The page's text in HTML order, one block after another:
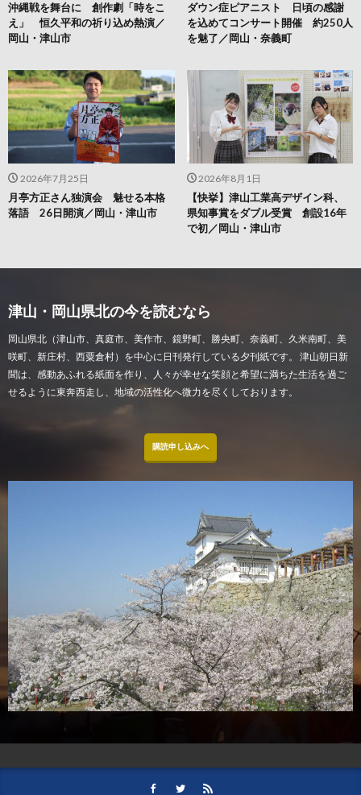
2026年8月1日
【快挙】津山工業高デザイン科、
県知事賞をダブル受賞 創設16年
で初／岡山・津山市
2026年7月25日
月亭方正さん独演会 魅せる本格
落語 26日開演／岡山・津山市
ダウン症ピアニスト 日頃の感謝
を込めてコンサート開催 約250人
を魅了／岡山・奈義町
沖縄戦を舞台に 創作劇「時をこ
え」 恒久平和の祈り込め熱演／
岡山・津山市
津山・岡山県北の今を読むなら
岡山県北（津山市、真庭市、美作市、鏡野町、勝央町、奈義町、久米南町、美
咲町、新庄村、西粟倉村）を中心に日刊発行している夕刊紙です。 津山朝日新
聞は、感動あふれる紙面を作り、人々が幸せな笑顔と希望に満ちた生活を過ご
せるように東奔西走し、地域の活性化へ微力を尽くしております。
購読申し込みへ